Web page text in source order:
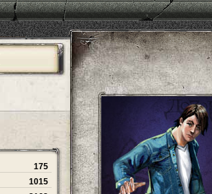
175
1015